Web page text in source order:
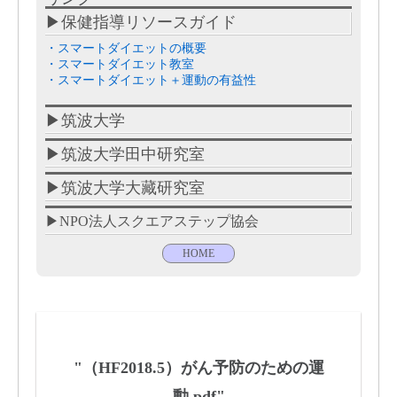
▶保健指導リソースガイド
・スマートダイエットの概要
・スマートダイエット教室
・スマートダイエット＋運動の有益性
▶筑波大学
▶筑波大学田中研究室
▶筑波大学大藏研究室
▶NPO法人スクエアステップ協会
HOME
"（HF2018.5）がん予防のための運